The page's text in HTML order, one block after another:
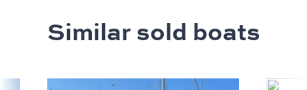
Similar sold boats